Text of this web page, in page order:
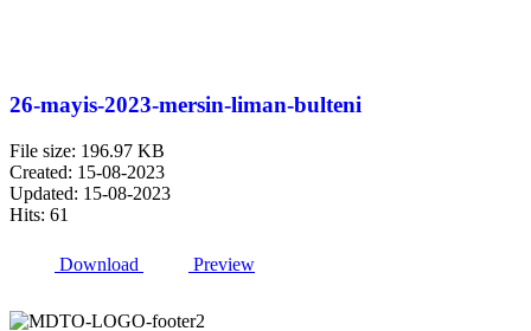
26-mayis-2023-mersin-liman-bulteni
File size: 196.97 KB
Created: 15-08-2023
Updated: 15-08-2023
Hits: 61
Download Preview